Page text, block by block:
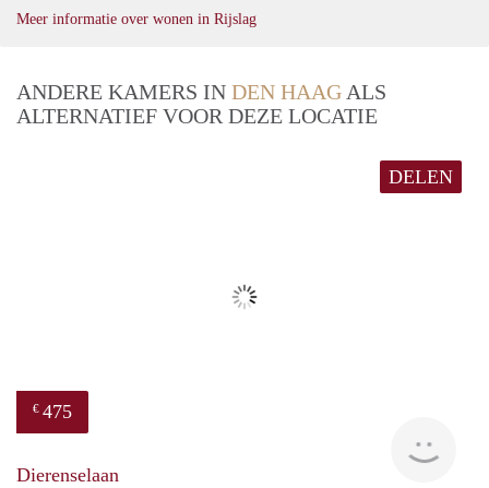
Meer informatie over wonen in Rijslag
ANDERE KAMERS IN DEN HAAG ALS
ALTERNATIEF VOOR DEZE LOCATIE
DELEN
€ 475
Dierenselaan